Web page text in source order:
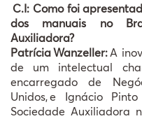
C.I: Como foi
dos manuais no
Auxiliadora?
PatríciaWanzeller:A
de um intelectual
encarregado de
Unidos,e Ignácio
Sociedade Auxiliadora